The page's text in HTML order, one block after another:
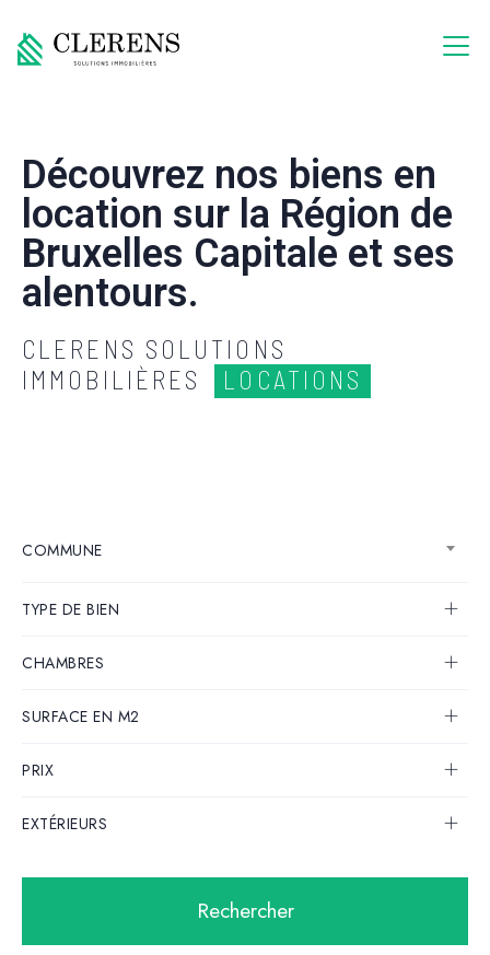
Découvrez nos biens en
location sur la Région de
Bruxelles Capitale et ses
alentours.
CLERENS SOLUTIONS
IMMOBILIÈRES
LOCATIONS
COMMUNE
TYPE DE BIEN
CHAMBRES
SURFACE EN M2
PRIX
EXTÉRIEURS